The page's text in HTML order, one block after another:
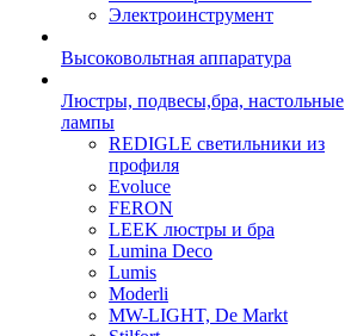
Электроинструмент
Высоковольтная аппаратура
Люстры, подвесы,бра, настольные
лампы
REDIGLE светильники из
профиля
Evoluce
FERON
LEEK люстры и бра
Lumina Deco
Lumis
Moderli
MW-LIGHT, De Markt